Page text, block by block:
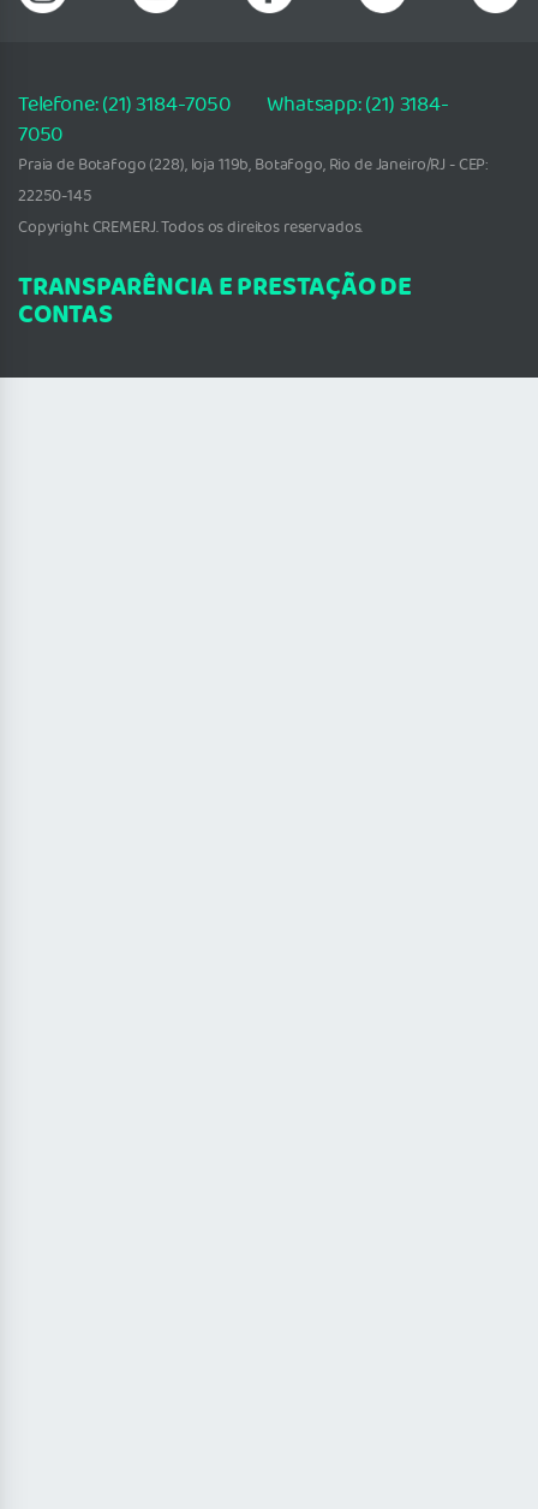
Telefone: (21) 3184-7050 Whatsapp: (21) 3184-
7050
Praia de Botafogo (228), loja 119b, Botafogo, Rio de Janeiro/RJ - CEP:
22250-145
Copyright CREMERJ. Todos os direitos reservados.
TRANSPARÊNCIA E PRESTAÇÃO DE
CONTAS